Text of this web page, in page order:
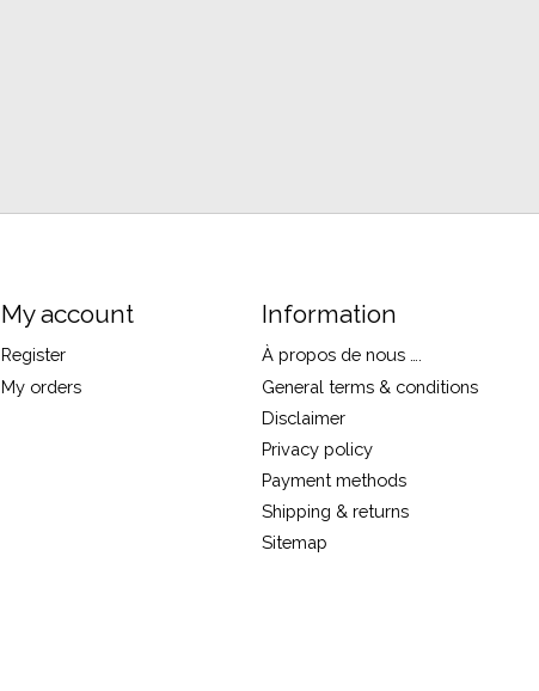
My account
Register
My orders
Information
À propos de nous ….
General terms & conditions
Disclaimer
Privacy policy
Payment methods
Shipping & returns
Sitemap